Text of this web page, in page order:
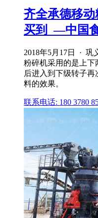
齐全承德移
买到_—中国
2018年5月17日 · 巩
粉碎机采用的是上下
后进入到下级转子
料的效果。
联系电话: 180 3780